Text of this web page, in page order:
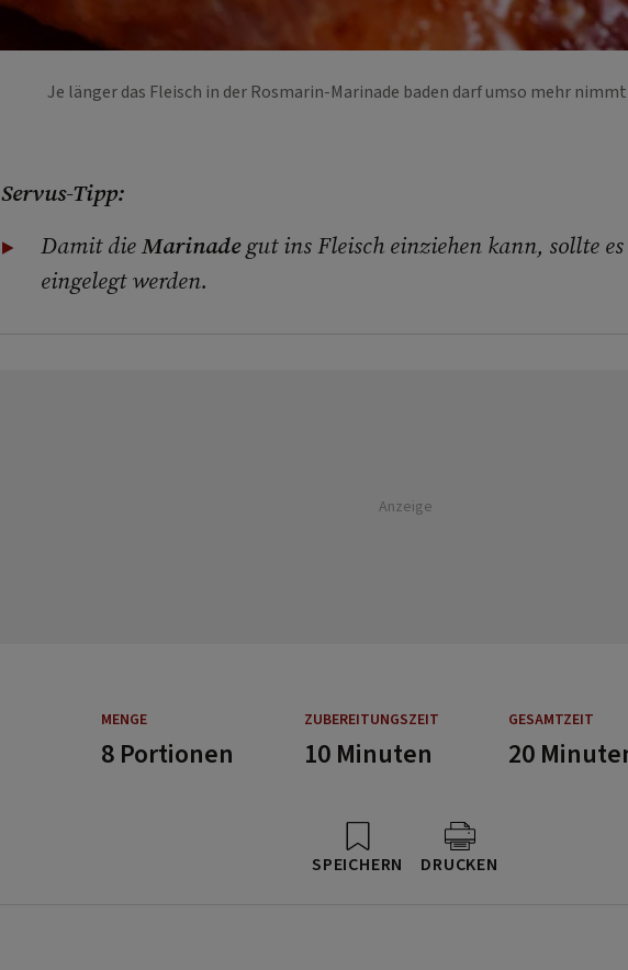
Je länger das Fleisch in der Rosmarin-Marinade baden darf umso mehr nimmt
Servus-Tipp:
Damit dieMarinadegut ins Fleisch einziehen kann, sollte es
eingelegt werden.
Anzeige
MENGE ZUBEREITUNGSZEIT GESAMTZEIT
8 Portionen 10 Minuten 20
SPEICHERN DRUCKEN